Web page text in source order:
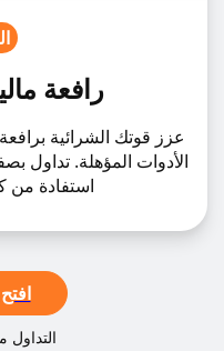
رافعة
عزز قوتك الشرائية
الأدوات المؤهلة. تداول
استفادة من